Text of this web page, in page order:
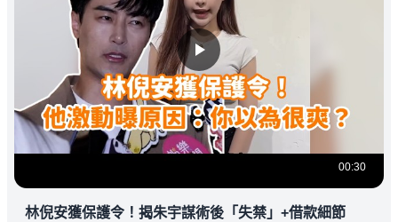
00:30
林倪安獲保護令！揭朱宇謀術後「失禁」+借款細節